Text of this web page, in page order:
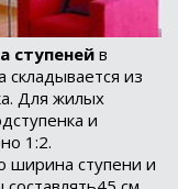
ступенейв
из
Для жилых
и
1:2.
ширина ступени и